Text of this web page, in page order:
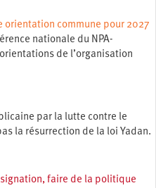
orientation commune pour 2027
nationale du NPA-
de l’organisation
par la lutte contre le
la résurrection de la loi Yadan.
faire de la politique